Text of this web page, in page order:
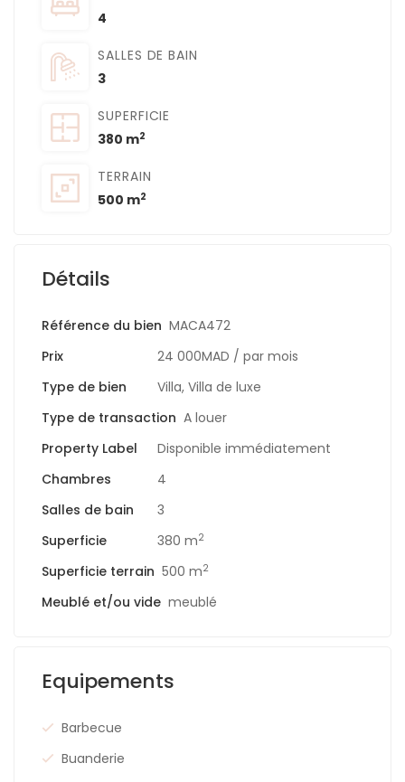
4
SALLES DE BAIN
3
SUPERFICIE
380 m2
TERRAIN
500 m2
Détails
Référence du bien MACA472
Prix
24 000MAD / par mois
Type de bien
Villa, Villa de luxe
Type de transaction A louer
Property Label
Disponible immédiatement
Chambres
4
Salles de bain
3
Superficie
380 m2
Superficie terrain 500 m2
Meublé et/ou vide meublé
Equipements
Barbecue
Buanderie